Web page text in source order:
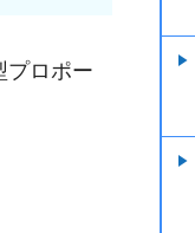
プロポー